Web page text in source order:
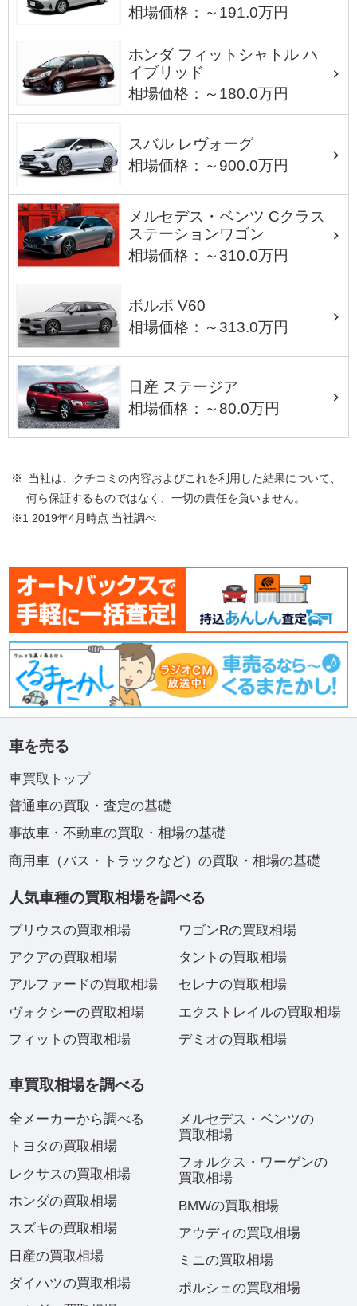
相場価格：～191.0万円
ホンダ フィットシャトル ハ
イブリッド
相場価格：～180.0万円
スバル レヴォーグ
相場価格：～900.0万円
メルセデス・ベンツ Cクラス
ステーションワゴン
相場価格：～310.0万円
ボルボ V60
相場価格：～313.0万円
日産 ステージア
相場価格：～80.0万円
※ 当社は、クチコミの内容およびこれを利用した結果について、
何ら保証するものではなく、一切の責任を負いません。
※1 2019年4月時点 当社調べ
車を売る
車買取トップ
普通車の買取・査定の基礎
事故車・不動車の買取・相場の基礎
商用車（バス・トラックなど）の買取・相場の基礎
人気車種の買取相場を調べる
プリウスの買取相場
アクアの買取相場
アルファードの買取相場
ヴォクシーの買取相場
フィットの買取相場
ワゴンRの買取相場
タントの買取相場
セレナの買取相場
エクストレイルの買取相場
デミオの買取相場
車買取相場を調べる
全メーカーから調べる
トヨタの買取相場
レクサスの買取相場
ホンダの買取相場
スズキの買取相場
日産の買取相場
ダイハツの買取相場
メルセデス・ベンツの
買取相場
フォルクス・ワーゲンの
買取相場
BMWの買取相場
アウディの買取相場
ミニの買取相場
ポルシェの買取相場